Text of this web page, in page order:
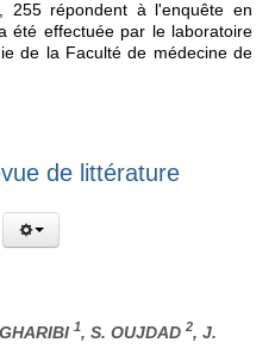
255 répondent à l'enquête en
été effectuée par le laboratoire
de la Faculté de médecine de
de littérature
1, S. OUJDAD 2, J.